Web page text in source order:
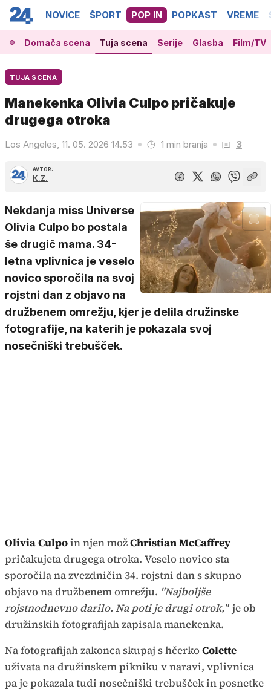
NOVICE ŠPORT POP IN POPKAST VREME
Domača scena Tuja scena Serije Glasba Film/TV
TUJA SCENA
Manekenka Olivia Culpo pričakuje
drugega otroka
Los Angeles, 11. 05. 2026 14.53 1 min branja 3
AVTOR:
K.Z.
Nekdanja miss Universe
Olivia Culpo bo postala
še drugič mama. 34-
letna vplivnica je veselo
novico sporočila na svoj
rojstni dan z objavo na
družbenem omrežju, kjer je delila družinske
fotografije, na katerih je pokazala svoj
nosečniški trebušček.
Olivia Culpoin njen možChristian McCaffrey
pričakujeta drugega otroka. Veselo novico sta
sporočila na zvezdničin 34. rojstni dan s skupno
objavo na družbenem omrežju. "Najboljše
rojstnodnevno darilo. Na poti je drugi otrok," je ob
družinskih fotografijah zapisala manekenka.
Na fotografijah zakonca skupaj s hčerkoColette
uživata na družinskem pikniku v naravi, vplivnica
pa je pokazala tudi nosečniški trebušček in posnetke